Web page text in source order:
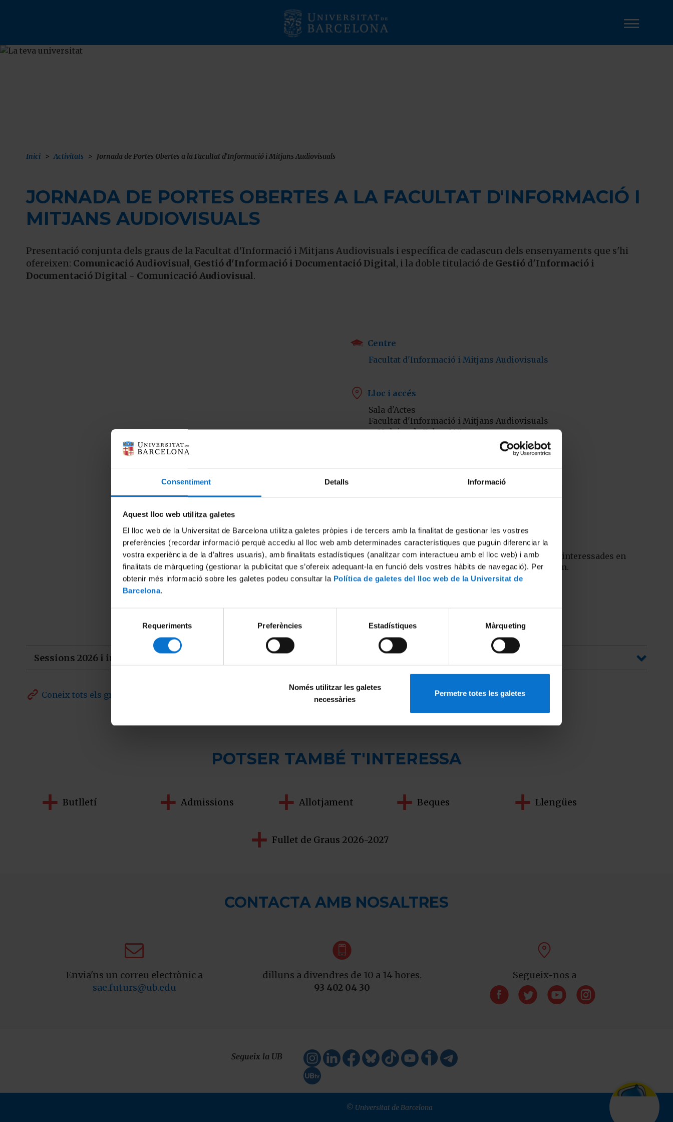
Consentiment Detalls Informació
Aquest lloc web utilitza galetes
El lloc web de la Universitat de Barcelona utilitza galetes pròpies i de tercers amb la finalitat de gestionar les vostres
preferències (recordar informació perquè accediu al lloc web amb determinades característiques que puguin diferenciar la
vostra experiència de la d’altres usuaris), amb finalitats estadístiques (analitzar com interactueu amb el lloc web) i amb
finalitats de màrqueting (gestionar la publicitat que s’ofereix adequant-la en funció dels vostres hàbits de navegació). Per
obtenir més informació sobre les galetes podeu consultar la Política de galetes del lloc web de la Universitat de
Barcelona.
consentiment
Requeriments Preferències Estadístiques Màrqueting
Només utilitzar les galetes
necessàries
Permetre totes les galetes
Inici Activitats Jornada de Portes Obertes a la Facultat d'Informació i Mitjans Audiovisuals
JORNADA DE PORTES OBERTES A LA FACULTAT D'INFORMACIÓ I
MITJANS AUDIOVISUALS
Presentació conjunta dels graus de la Facultat d'Informació i Mitjans Audiovisuals i específica de cadascun dels ensenyaments que s'hi
ofereixen: Comunicació Audiovisual, Gestió d'Informació i Documentació Digital, i la doble titulació de Gestió d'Informació i
Documentació Digital - Comunicació Audiovisual.
 Centre
Facultat d'Informació i Mitjans Audiovisuals
 Lloc i accés
Sala d'Actes
Facultat d'Informació i Mitjans Audiovisuals
c. Melcior de Palau, 140
 Adreçat a
Alumnes de Batxillerat i CFGS i altres persones interessades en
cursar qualsevol dels graus que s'hi imparteixen.
Sessions 2026 i inscripció
 Coneix tots els graus
POTSER TAMBÉ T'INTERESSA
Butlletí Admissions Allotjament Beques Llengües
Fullet de Graus 2026-2027
CONTACTA AMB NOSALTRES

Envia'ns un correu electrònic a
sae.futurs@ub.edu

dilluns a divendres de 10 a 14 hores.
93 402 04 30

Segueix-nos a
   
Segueix la UB
© Universitat de Barcelona